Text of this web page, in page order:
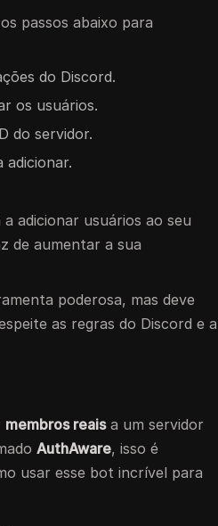
passos abaixo para
do Discord.
os usuários.
do servidor.
adicionar.
adicionar usuários ao seu
de aumentar a sua
poderosa, mas deve
as regras do Discord e a
membros reaisa um servidor
AuthAware, isso é
usar esse bot incrível para